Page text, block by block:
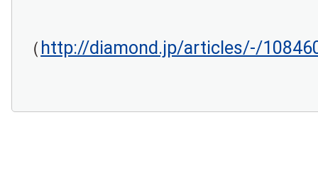
（ http://diamond.jp/articles/-/